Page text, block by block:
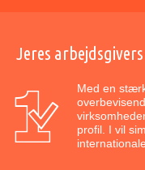
Jeres
Med en
profil. I vil